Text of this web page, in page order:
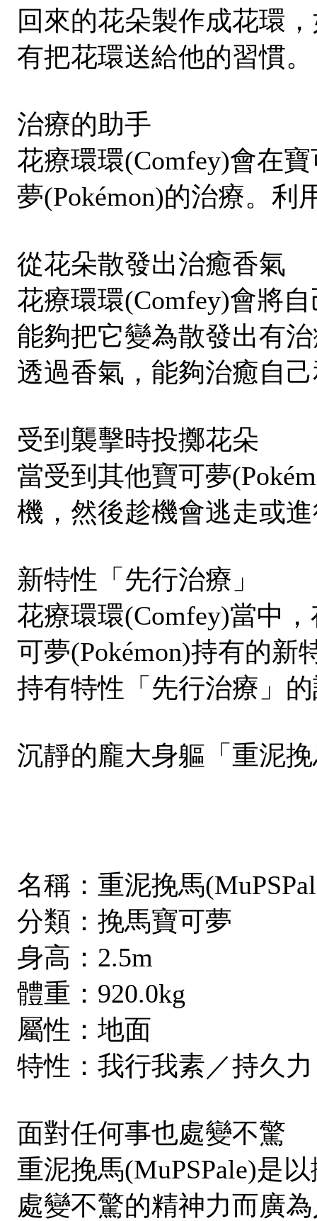
回來的花朵製作成花環
有把花環送給他的習慣。
治療的助手
花療環環(Comfey)會在
夢(Pokémon)的治療。利
從花朵散發出治癒香氣
花療環環(Comfey)會將
能夠把它變為散發出有
透過香氣，能夠治癒自
受到襲擊時投擲花朵
當受到其他寶可夢
機，然後趁機會逃走或
新特性「先行治療」
花療環環(Comfey)當中
可夢(Pokémon)持有的新
持有特性「先行治療」
沉靜的龐大身軀「重泥挽
名稱：重泥挽馬
分類：挽馬寶可夢
身高：2.5m
體重：920.0kg
屬性：地面
特性：我行我素／持久力
面對任何事也處變不驚
重泥挽馬(MuPSPale)是
處變不驚的精神力而廣